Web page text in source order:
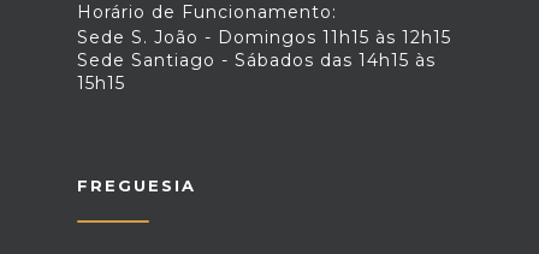
Horário de Funcionamento:
Sede S. João - Domingos 11h15 às 12h15
Sede Santiago - Sábados das 14h15 às
15h15
FREGUESIA